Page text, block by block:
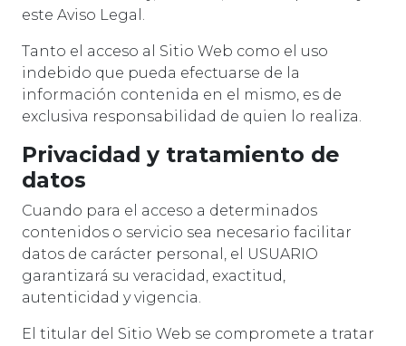
este Aviso Legal.
Tanto el acceso al Sitio Web como el uso
indebido que pueda efectuarse de la
información contenida en el mismo, es de
exclusiva responsabilidad de quien lo realiza.
Privacidad y tratamiento de
datos
Cuando para el acceso a determinados
contenidos o servicio sea necesario facilitar
datos de carácter personal, el USUARIO
garantizará su veracidad, exactitud,
autenticidad y vigencia.
El titular del Sitio Web se compromete a tratar